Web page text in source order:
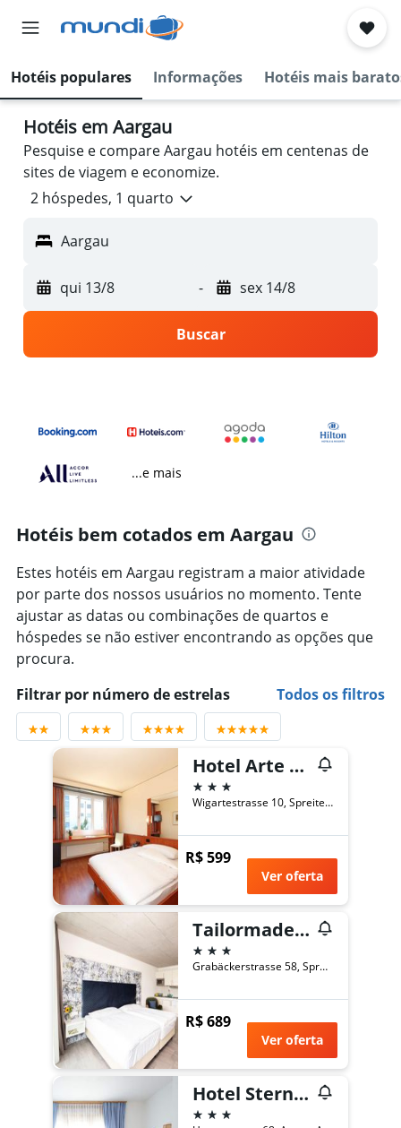
Hotéis populares Informações Hotéis mais
Hotéis em Aargau
Pesquise e compare Aargau hotéis em centenas de
sites de viagem e economize.
2 hóspedes, 1 quarto
Aargau
qui 13/8 - sex 14/8
Buscar
...e mais
Hotéis bem cotados em Aargau
Estes hotéis em Aargau registram a maior atividade
por parte dos nossos usuários no momento. Tente
ajustar as datas ou combinações de quartos e
hóspedes se não estiver encontrando as opções que
procura.
Filtrar por número de estrelas
Todos os filtros
Hotel Arte Spreitenbach
3 estrelas
Wigartestrasse 10, Spreitenbach, Aargau, Suíça
R$ 599
Ver oferta
Tailormade Hotel Idea Spreitenbach
3 estrelas
Grabäckerstrasse 58, Spreitenbach, Aargau, Suíça
R$ 689
Ver oferta
Hotel Sternen
3 estrelas